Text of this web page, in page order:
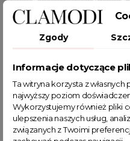
POWIĄZANE TAGI
suknienka wieczorowa
sukienka midi
sukienka na
sukienki na ramiączkach
Zgody
Informacje dotyczące
Ta witryna korzysta z
najwyższy poziom
Wykorzystujemy również pliki
ulepszenia naszych usług,
związanych z Twoimi